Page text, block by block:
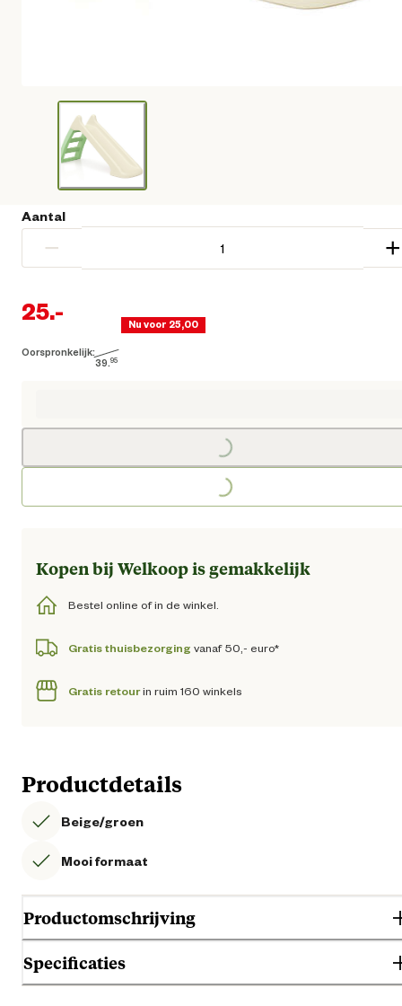
Aantal
− +
Oorspronkelijk:
39.95
25.-
Huidige prijs € 25,00
Nu voor 25,00
Loading...
Loading...
Kopen bij Welkoop is gemakkelijk
Bestel online of in de winkel.
Gratis thuisbezorging vanaf 50,- euro*
Gratis retourin ruim 160 winkels
Productdetails
Beige/groen
Mooi formaat
Productomschrijving
Specificaties